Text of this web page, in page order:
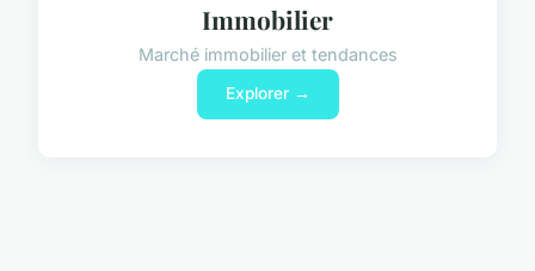
Immobilier
Marché immobilier et tendances
Explorer →